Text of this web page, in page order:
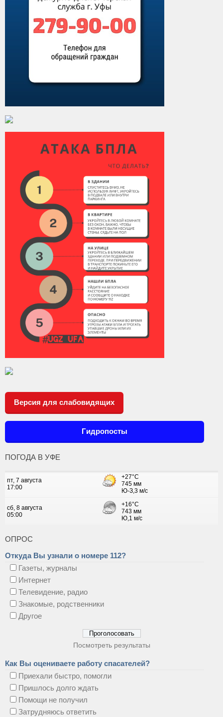
Версия для слабовидящих
Гидропосты
ПОГОДА В УФЕ
ОПРОС
Откуда Вы узнали о номере 112?
Газеты, журналы
Интернет
Телевидение, радио
Знакомые, родственники
Другое
Посмотреть результаты
Как Вы оцениваете работу спасателей?
Приехали быстро, помогли
Пришлось долго ждать
Помощи не получил
Затрудняюсь ответить